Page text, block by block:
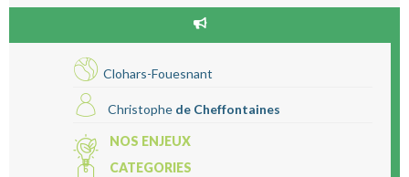
Clohars-Fouesnant
Christophe de Cheffontaines
NOS ENJEUX
CATEGORIES